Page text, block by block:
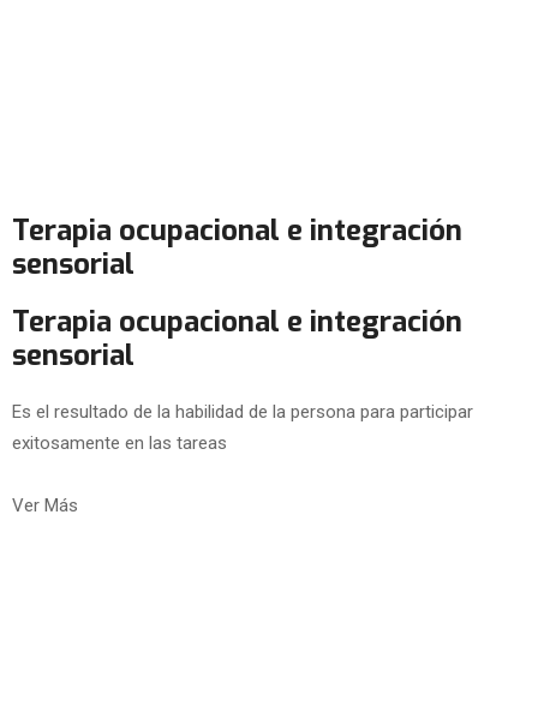
Terapia ocupacional e integración
sensorial
Terapia ocupacional e integración
sensorial
Es el resultado de la habilidad de la persona para participar
exitosamente en las tareas
Ver Más